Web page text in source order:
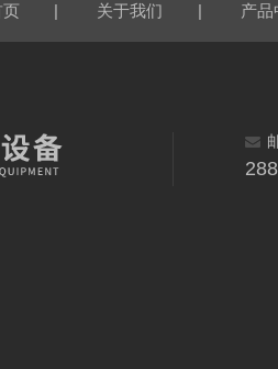
页 | 关于我们 | 产品